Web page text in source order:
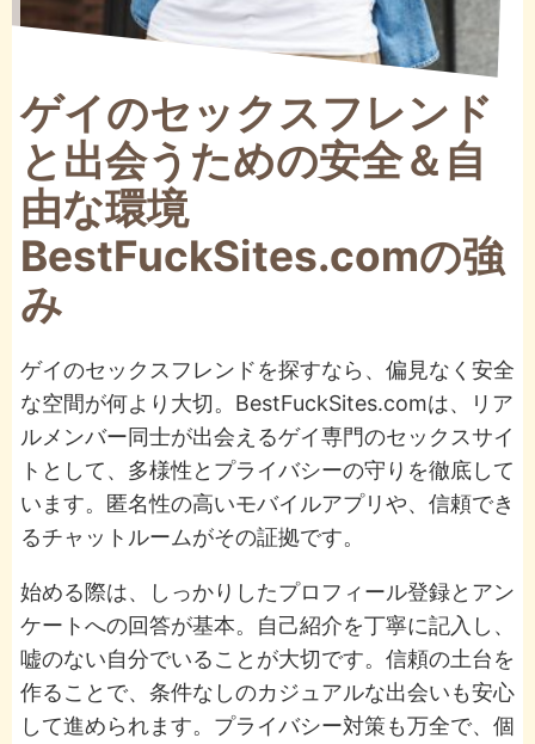
ゲイのセックスフレンド
と出会うための安全＆自
由な環境
BestFuckSites.comの強
み
ゲイのセックスフレンドを探すなら、偏見なく安全
な空間が何より大切。BestFuckSites.comは、リア
ルメンバー同士が出会えるゲイ専門のセックスサイ
トとして、多様性とプライバシーの守りを徹底して
います。匿名性の高いモバイルアプリや、信頼でき
るチャットルームがその証拠です。
始める際は、しっかりしたプロフィール登録とアン
ケートへの回答が基本。自己紹介を丁寧に記入し、
嘘のない自分でいることが大切です。信頼の土台を
作ることで、条件なしのカジュアルな出会いも安心
して進められます。プライバシー対策も万全で、個